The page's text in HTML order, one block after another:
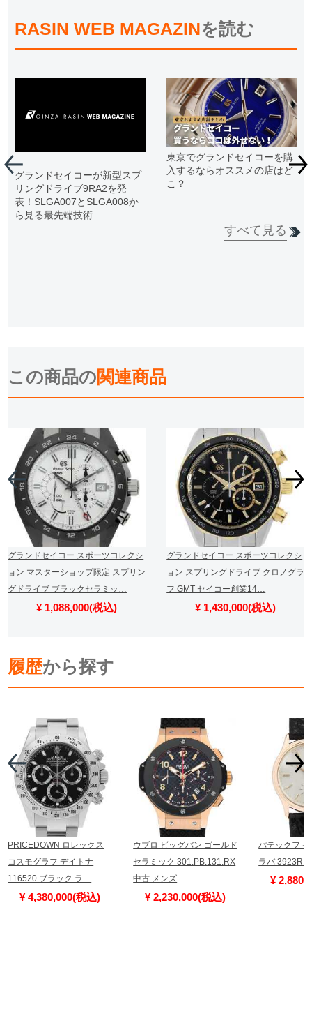
RASIN WEB MAGAZINを読む
グランドセイコーが新型スプ
リングドライブ9RA2を発
表！SLGA007とSLGA008か
ら見る最先端技術
東京でグランドセイコーを購
入するならオススメの店はど
こ？
すべて見る
この商品の関連商品
グランドセイコー スポーツコレクシ
ョン マスターショップ限定 スプリン
グドライブ ブラックセラミッ…
¥ 1,088,000(税込)
グランドセイコー スポーツコレクシ
ョン スプリングドライブ クロノグラ
フ GMT セイコー創業14…
¥ 1,430,000(税込)
履歴から探す
PRICEDOWN ロレックス
コスモグラフ デイトナ
116520 ブラック ラ…
¥ 4,380,000(税込)
ウブロ ビッグバン ゴールド
セラミック 301.PB.131.RX
中古 メンズ
¥ 2,230,000(税込)
パテックフィ
ラバ 3923R
¥